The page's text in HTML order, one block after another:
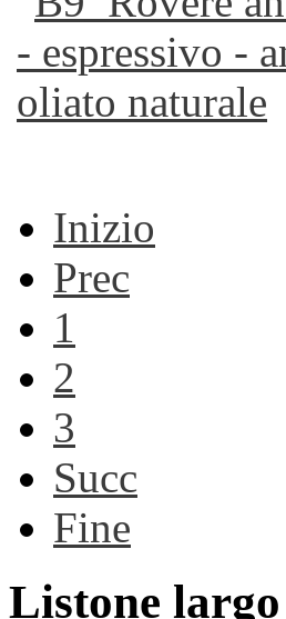
Inizio
Prec
1
2
3
Succ
Fine
Listone largo